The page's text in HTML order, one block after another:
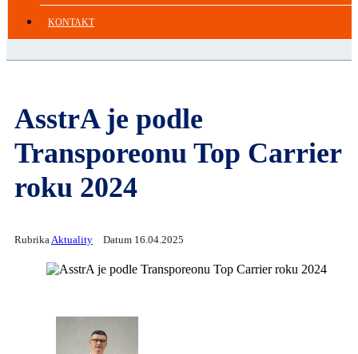
KONTAKT
AsstrA je podle
Transporeonu Top Carrier
roku 2024
RubrikaAktuality Datum 16.04.2025